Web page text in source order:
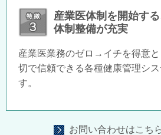
産業医体制を開始す
体制整備が充実
産業医業務のゼロ→イチを得意
切で信頼できる各種健康管理シ
す。
お問い合わせはこち